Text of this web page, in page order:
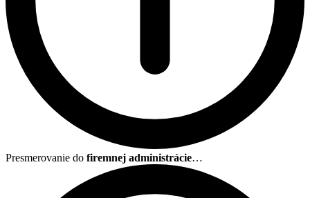
Presmerovanie do firemnej administrácie…